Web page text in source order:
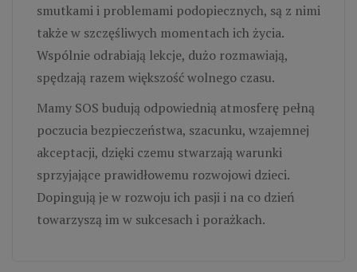
smutkami i problemami podopiecznych, są z nimi
także w szczęśliwych momentach ich życia.
Wspólnie odrabiają lekcje, dużo rozmawiają,
spędzają razem większość wolnego czasu.
Mamy SOS budują odpowiednią atmosferę pełną
poczucia bezpieczeństwa, szacunku, wzajemnej
akceptacji, dzięki czemu stwarzają warunki
sprzyjające prawidłowemu rozwojowi dzieci.
Dopingują je w rozwoju ich pasji i na co dzień
towarzyszą im w sukcesach i porażkach.